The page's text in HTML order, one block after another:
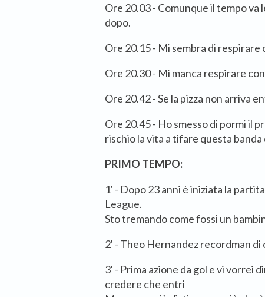
Ore 20.03 - Comunque il tempo va
dopo.
Ore 20.15 - Mi sembra di respirare
Ore 20.30 - Mi manca respirare
Ore 20.42 - Se la pizza non arriva
Ore 20.45 - Ho smesso di pormi il
rischio la vita a tifare questa banda
PRIMO TEMPO:
1' - Dopo 23 anni è iniziata la
League.
Sto tremando come fossi un
2' - Theo Hernandez recordman di
3' - Prima azione da gol e vi vorrei
credere che entri